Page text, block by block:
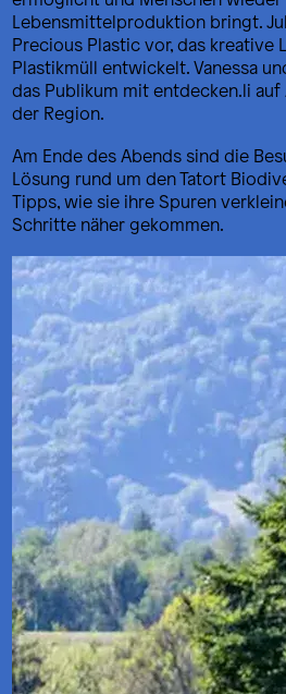
Lebensmittelproduktion bringt.
Precious Plastic vor, das kreative
Plastikmüll entwickelt. Vanessa
das Publikum mit entdecken.li
der Region.
Am Ende des Abends sind die
Lösung rund um den Tatort
Tipps, wie sie ihre Spuren
Schritte näher gekommen.